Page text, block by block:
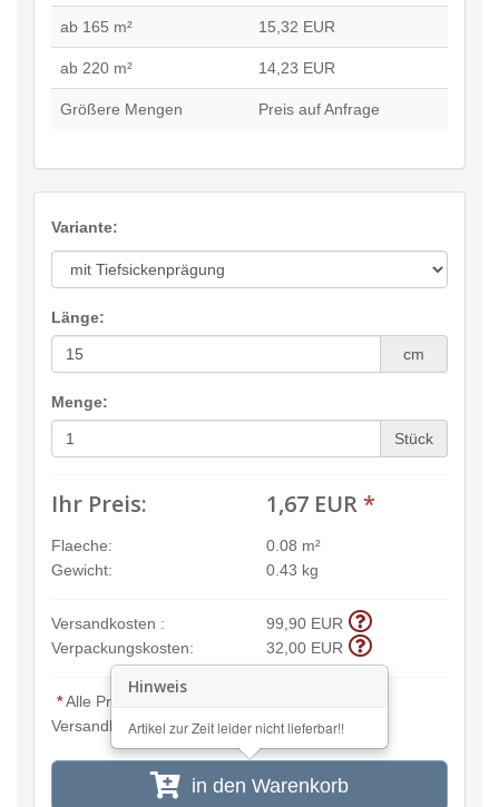
ab 165 m² 15,32 EUR
ab 220 m² 14,23 EUR
Größere Mengen Preis auf Anfrage
Variante:
Länge:
cm
Menge:
Stück
Ihr Preis: 1,67 EUR*
Flaeche:
0.08 m²
Gewicht:
0.43 kg
Versandkosten :
99,90 EUR
Verpackungskosten:
32,00 EUR
*Alle Preisangaben inkl. MwSt. und zzgl.
Versandkosten
in den Warenkorb
Hinweis
Artikel zur Zeit leider nicht lieferbar!!